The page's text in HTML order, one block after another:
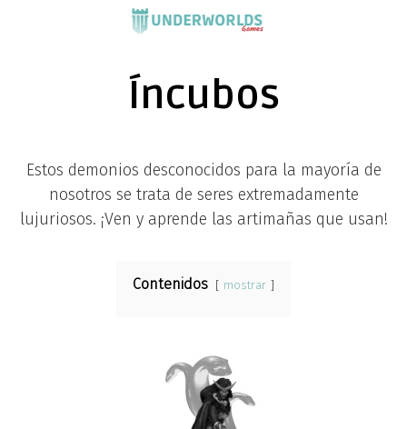
Íncubos
Estos demonios desconocidos para la mayoría de
nosotros se trata de seres extremadamente
lujuriosos. ¡Ven y aprende las artimañas que usan!
Contenidos mostrar